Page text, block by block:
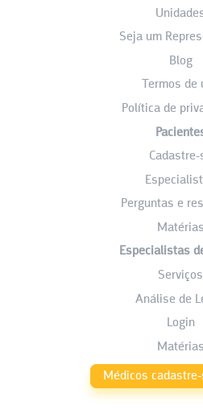
Seja um
Blog
Termos de
Política de
Cadastre-
Perguntas e
Matérias
Especialistas
Serviços
Análise de
Login
Matérias
Médicos